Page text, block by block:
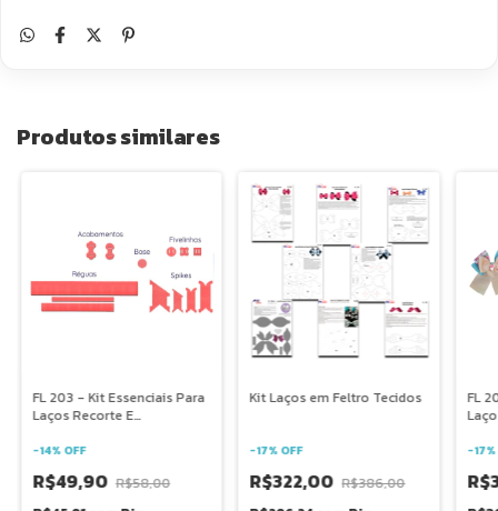
Produtos similares
FL 203 - Kit Essenciais Para
Laços Recorte E
-14% OFF
R$49,90 R$58,00
Kit Laços em Feltro Tecidos
-17% OFF
R$322,00 R$386,00
FL
-17%